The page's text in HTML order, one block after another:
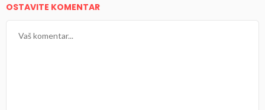
OSTAVITE KOMENTAR